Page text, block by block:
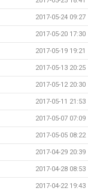
2017-05-24 09:27
2017-05-20 17:30
2017-05-19 19:21
2017-05-13 20:25
2017-05-12 20:30
2017-05-11 21:53
2017-05-07 07:09
2017-05-05 08:22
2017-04-29 20:39
2017-04-28 08:53
2017-04-22 19:43